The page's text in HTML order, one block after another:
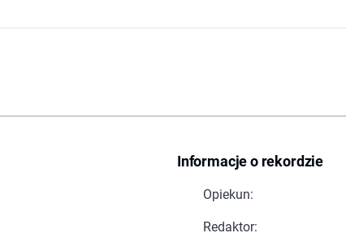
Informacje o rekordzie
Opiekun:
Redaktor: